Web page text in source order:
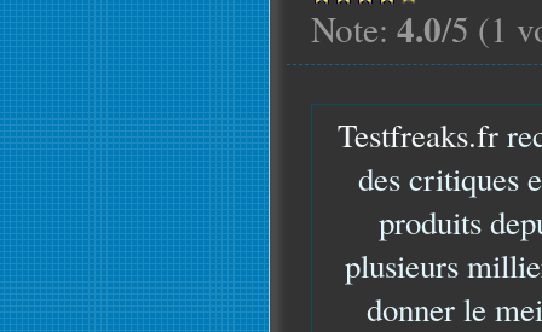
Note: 4.0/5 (1
Testfreaks.fr
des critiques
produits
plusieurs
donner le